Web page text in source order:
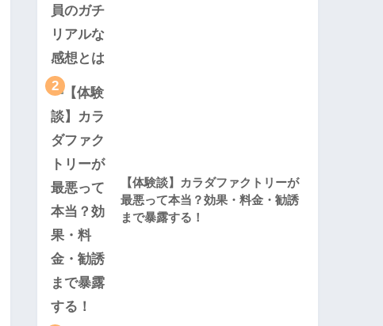
2
【体験談】カラダファクトリーが
最悪って本当？効果・料金・勧誘
まで暴露する！